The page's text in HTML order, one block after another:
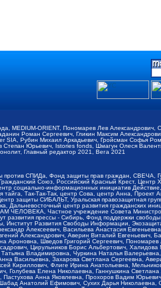
MEDIUM-ORIENT, Пономарев Лев Александрович,
Роман Сергеевич, Гликин Максим
Рубин Михаил Аркадьевич, Гройсман Софья
Юрьевич, Istories fonds, Шмагун Олеся
Главный редактор 2021, Вега 2021
СПИДа, Фонд защиты прав граждан, СВЕЧА,
Союз, Российский Красный Крест, Центр
социально-информационных инициатив
Так-Так-Так, центр Сова, центр Анна, Проект
защиты СИБАЛЬТ, Уральская правозащитная
Дальневосточный центр развития гражданских
ЧЕЛОВЕКА, Частное учреждение Совета
прессы - Сибирь, Фонд поддержки свободы
Институт Развития Свободы Информации,
Алексеевич, Васильева Анастасия
Александрович, Аверин Виталий Евгеньевич,
Шведов Григорий Сергеевич, Пономарев
Цирульников Борис Альбертович,
Владимировна, Чуркина Наталья
Васильевна, Захарова Светлана Сергеевна,
Кириллович, Флиге Ирина Анатольевна,
Елена Николаевна, Ганнушкина Светлана
Анна Яковлевна, Прохоров Вадим
Анатолий Ефимович, Сухих Дарья Николаевна,